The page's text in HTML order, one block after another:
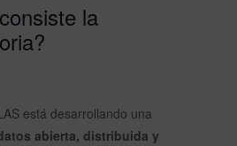
la
está desarrollando una
abierta, distribuida y